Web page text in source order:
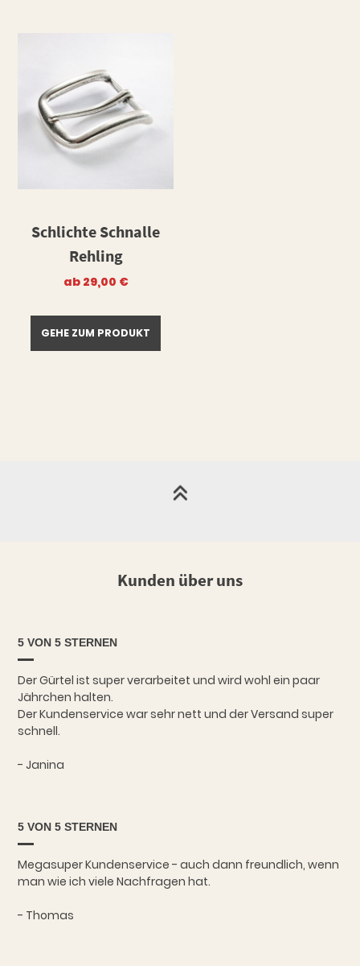
Schlichte Schnalle
Rehling
ab 29,00 €
GEHE ZUM PRODUKT
Kunden über uns
5 VON 5 STERNEN
Der Gürtel ist super verarbeitet und wird wohl ein paar
Jährchen halten.
Der Kundenservice war sehr nett und der Versand super
schnell.
- Janina
5 VON 5 STERNEN
Megasuper Kundenservice - auch dann freundlich, wenn
man wie ich viele Nachfragen hat.
- Thomas